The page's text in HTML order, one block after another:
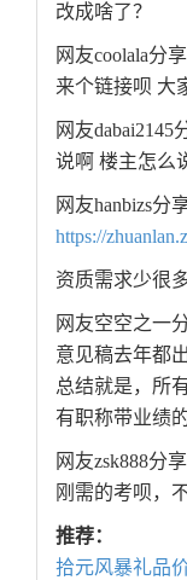
改成啥了？
网友coolala分享
来个链接呗 大
网友dabai2145
说啊 楼主怎么
网友hanbizs分享
https://
资质需求少很
网友空空之一
意见稿去年都
总结就是，所
有职称带业绩
网友zsk888分享
刚需的考呗，
推荐：
拾元风暴礼品